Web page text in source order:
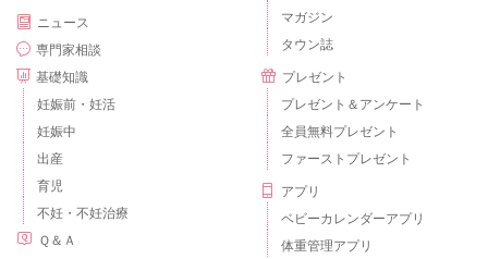
ニュース
専門家相談
基礎知識
妊娠前・妊活
妊娠中
出産
育児
不妊・不妊治療
Ｑ＆Ａ
マガジン
タウン誌
プレゼント
プレゼント＆アンケート
全員無料プレゼント
ファーストプレゼント
アプリ
ベビーカレンダーアプリ
体重管理アプリ